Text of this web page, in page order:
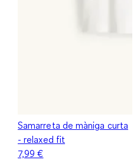
Samarreta de màniga curta
- relaxed fit
7,99 €